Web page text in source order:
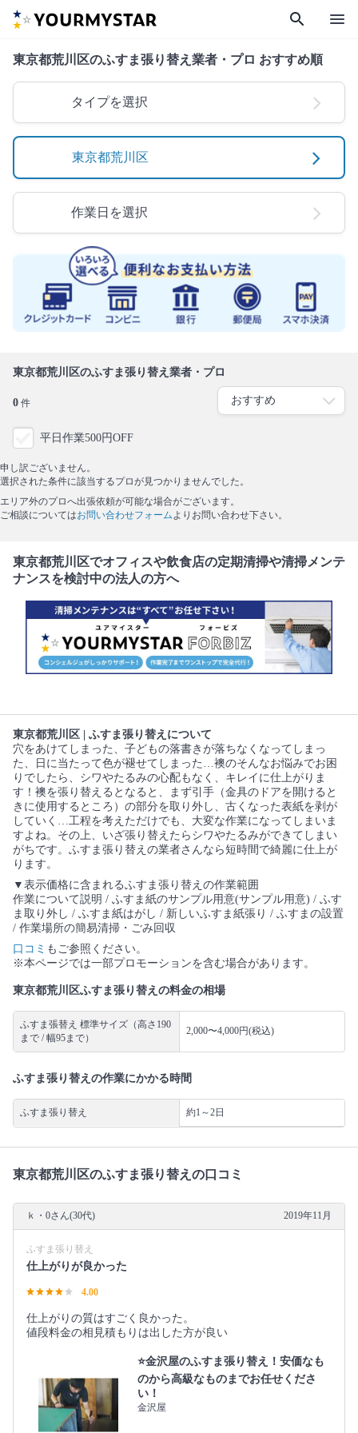
search menu
東京都荒川区のふすま張り替え業者・プロ おすすめ順
タイプを選択
東京都荒川区
作業日を選択
東京都荒川区のふすま張り替え業者・プロ
0 件
平日作業500円OFF
申し訳ございません。
選択された条件に該当するプロが見つかりませんでした。
エリア外のプロへ出張依頼が可能な場合がございます。
ご相談についてはお問い合わせフォーム よりお問い合わせ下さい。
東京都荒川区でオフィスや飲食店の定期清掃や清掃メンテ
ナンスを検討中の法人の方へ
東京都荒川区 | ふすま張り替えについて
穴をあけてしまった、子どもの落書きが落ちなくなってしまっ
た、日に当たって色が褪せてしまった…襖のそんなお悩みでお困
りでしたら、シワやたるみの心配もなく、キレイに仕上がりま
す！襖を張り替えるとなると、まず引手（金具のドアを開けると
きに使用するところ）の部分を取り外し、古くなった表紙を剥が
していく…工程を考えただけでも、大変な作業になってしまいま
すよね。その上、いざ張り替えたらシワやたるみができてしまい
がちです。ふすま張り替えの業者さんなら短時間で綺麗に仕上が
ります。
▼表示価格に含まれるふすま張り替えの作業範囲
作業について説明 / ふすま紙のサンプル用意(サンプル用意) / ふす
ま取り外し / ふすま紙はがし / 新しいふすま紙張り / ふすまの設置
/ 作業場所の簡易清掃・ごみ回収
口コミ もご参照ください。
※本ページでは一部プロモーションを含む場合があります。
東京都荒川区ふすま張り替えの料金の相場
ふすま張替え 標準サイズ（高さ190
まで / 幅95まで）
2,000〜4,000円(税込)
ふすま張り替えの作業にかかる時間
ふすま張り替え 約1～2日
東京都荒川区のふすま張り替えの口コミ
ｋ・0さん(30代) 2019年11月
ふすま張り替え
仕上がりが良かった
4.00
仕上がりの質はすごく良かった。
値段料金の相見積もりは出した方が良い
⭐️金沢屋のふすま張り替え！安価なも
のから高級なものまでお任せくださ
い！
金沢屋